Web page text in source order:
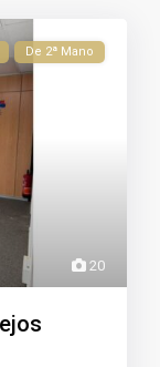
20
De 2ª Mano